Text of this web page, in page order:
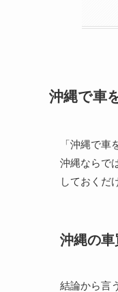
沖縄で車
「沖縄で
沖縄ならで
しておくだ
沖縄の車
結論から言